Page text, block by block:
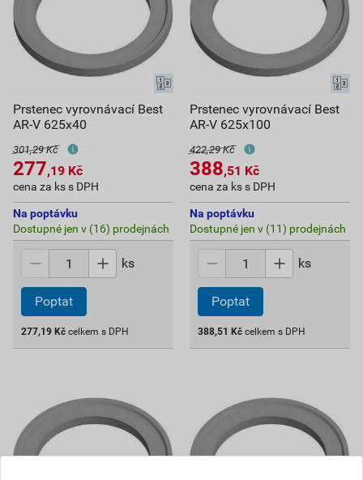
Prstenec vyrovnávací Best
AR-V 625x40
301,29 Kč
277,19 Kč
cena za ks s DPH
Na poptávku
Dostupné jen v (16) prodejnách
ks
Poptat
277,19 Kč celkem s DPH
Prstenec vyrovnávací Best
AR-V 625x100
422,29 Kč
388,51 Kč
cena za ks s DPH
Na poptávku
Dostupné jen v (11) prodejnách
ks
Poptat
388,51 Kč celkem s DPH